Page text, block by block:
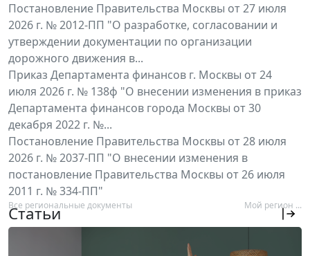
Постановление Правительства Москвы от 27 июля
2026 г. № 2012-ПП "О разработке, согласовании и
утверждении документации по организации
дорожного движения в...
Приказ Департамента финансов г. Москвы от 24
июля 2026 г. № 138ф "О внесении изменения в приказ
Департамента финансов города Москвы от 30
декабря 2022 г. №...
Постановление Правительства Москвы от 28 июля
2026 г. № 2037-ПП "О внесении изменения в
постановление Правительства Москвы от 26 июля
2011 г. № 334-ПП"
Все региональные документы Мой регион ...
Статьи